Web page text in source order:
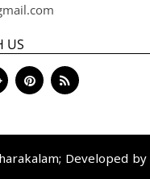
US
Developed by